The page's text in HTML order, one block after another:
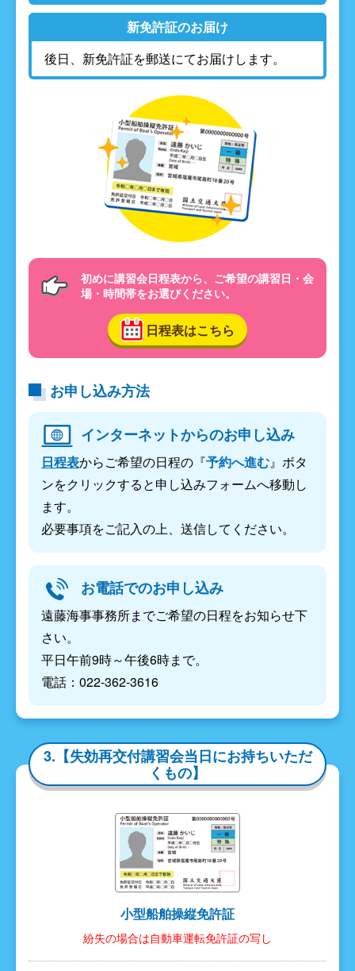
新免許証のお届け
後日、新免許証を郵送にてお届けします。
初めに講習会日程表から、ご希望の講習日・会
場・時間帯をお選びください。
日程表はこちら
お申し込み方法
インターネットからのお申し込み
日程表からご希望の日程の『予約へ進む』ボタ
ンをクリックすると申し込みフォームへ移動し
ます。
必要事項をご記入の上、送信してください。
お電話でのお申し込み
遠藤海事事務所までご希望の日程をお知らせ下
さい。
平日午前9時～午後6時まで。
電話：022-362-3616
3.【失効再交付講習会当日にお持ちいただ
くもの】
小型船舶操縦免許証
紛失の場合は自動車運転免許証の写し